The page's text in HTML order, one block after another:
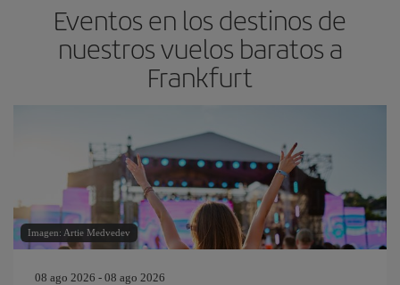
Eventos en los destinos de
nuestros vuelos baratos a
Frankfurt
Imagen: Artie Medvedev
08 ago 2026 - 08 ago 2026